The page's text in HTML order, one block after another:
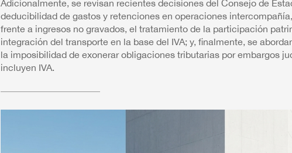
Adicionalmente, se revisan recientes decisiones del Consejo de
deducibilidad de gastos y retenciones en operaciones
frente a ingresos no gravados, el tratamiento de la participación
integración del transporte en la base del IVA; y, finalmente, se
la imposibilidad de exonerar obligaciones tributarias por embargos
incluyen IVA.